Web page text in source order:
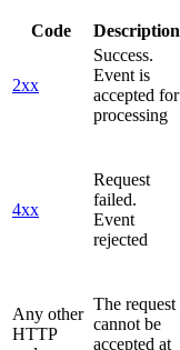
Code Description
2xx
Success.
Event is
accepted for
processing
4xx
Request
failed.
Event
rejected
Any other
HTTP
The request
cannot be
accepted at